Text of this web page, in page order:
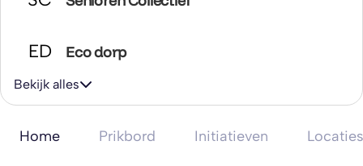
ED Eco dorp
Bekijk alles
Home Prikbord Initiatieven Locaties